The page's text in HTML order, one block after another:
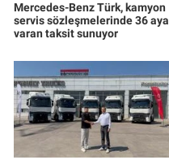
Mercedes-Benz Türk, kamyon
servis sözleşmelerinde 36 aya
varan taksit sunuyor